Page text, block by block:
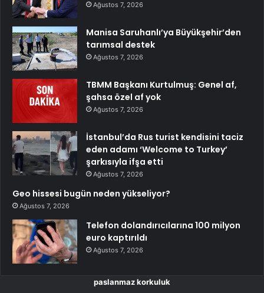
Ağustos 7, 2026
Manisa Saruhanlı’ya Büyükşehir’den
tarımsal destek
Ağustos 7, 2026
TBMM Başkanı Kurtulmuş: Genel af,
şahsa özel af yok
Ağustos 7, 2026
İstanbul’da Rus turist kendisini taciz
eden adamı ‘Welcome to Turkey’
şarkısıyla ifşa etti
Ağustos 7, 2026
Geo hissesi bugün neden yükseliyor?
Ağustos 7, 2026
Telefon dolandırıcılarına 100 milyon
euro kaptırıldı
Ağustos 7, 2026
paslanmaz korkuluk